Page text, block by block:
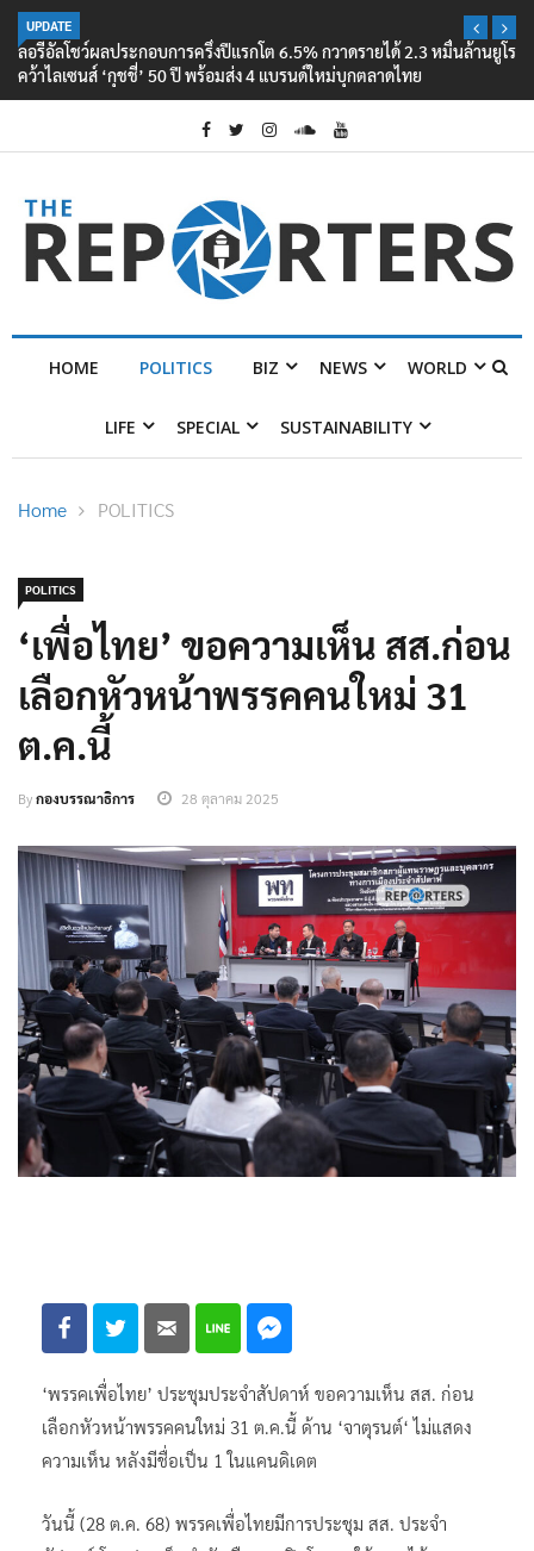
UPDATE
ลอรีอัลโชว์ผลประกอบการครึ่งปีแรกโต 6.5% กวาดรายได้ 2.3 หมื่นล้านยูโร
คว้าไลเซนส์ ‘กุชชี่’ 50 ปี พร้อมส่ง 4 แบรนด์ใหม่บุกตลาดไทย
HOME POLITICS BIZ NEWS WORLD
LIFE SPECIAL SUSTAINABILITY
Home POLITICS
POLITICS
‘เพื่อไทย’ ขอความเห็น สส.ก่อน
เลือกหัวหน้าพรรคคนใหม่ 31
ต.ค.นี้
Byกองบรรณาธิการ 28 ตุลาคม 2025
‘พรรคเพื่อไทย’ ประชุมประจำสัปดาห์ ขอความเห็น สส. ก่อน
เลือกหัวหน้าพรรคคนใหม่ 31 ต.ค.นี้ ด้าน ‘จาตุรนต์‘ ไม่แสดง
ความเห็น หลังมีชื่อเป็น 1 ในแคนดิเดต
วันนี้ (28 ต.ค. 68) พรรคเพื่อไทยมีการประชุม สส. ประจำ